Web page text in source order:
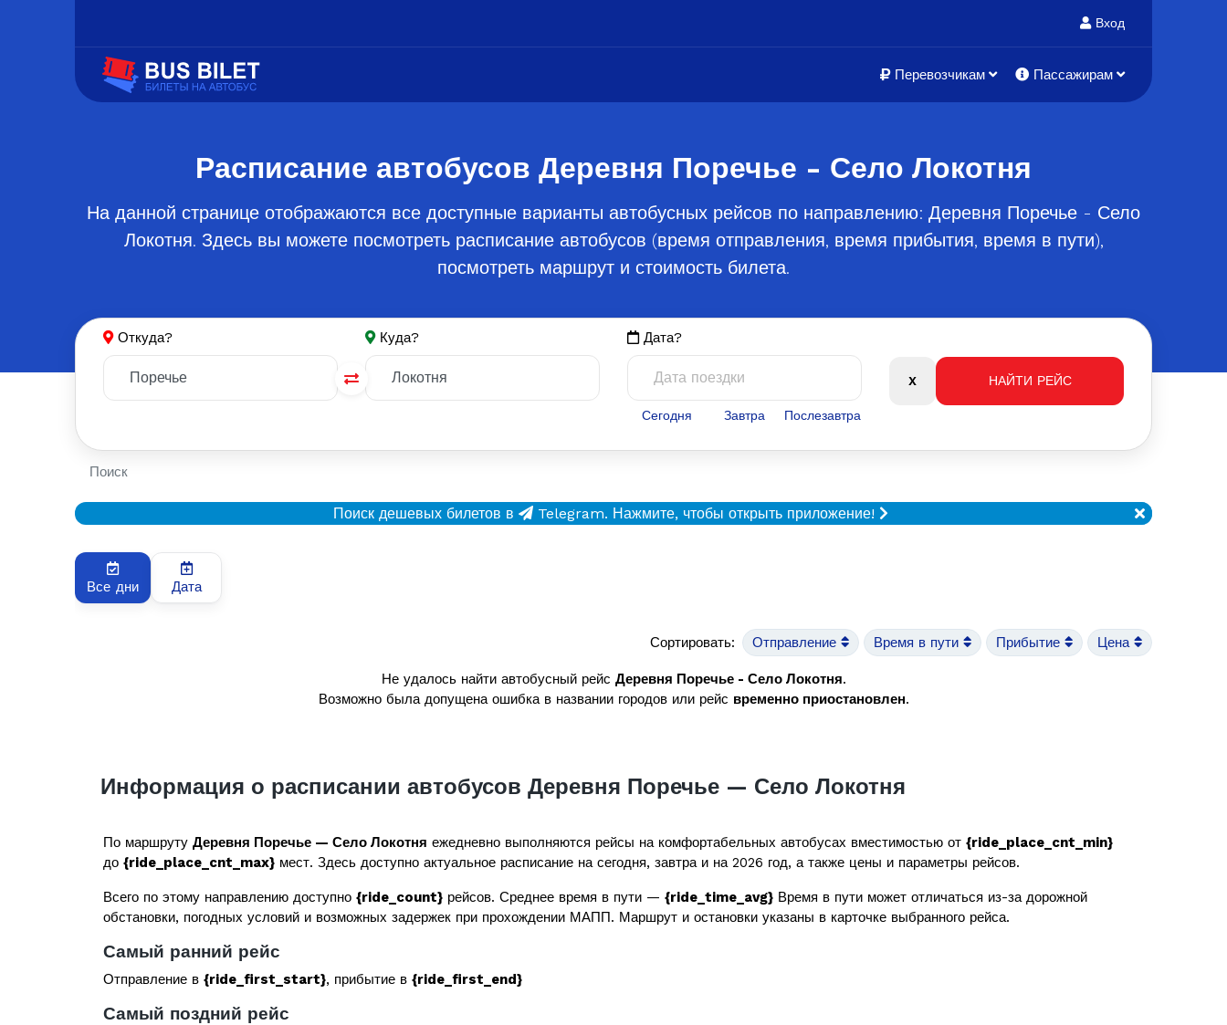
Вход
Перевозчикам Пассажирам
Расписание автобусов Деревня Поречье - Село Локотня
На данной странице отображаются все доступные варианты автобусных рейсов по направлению: Деревня Поречье - Село
Локотня. Здесь вы можете посмотреть расписание автобусов (время отправления, время прибытия, время в пути),
посмотреть маршрут и стоимость билета.
Откуда? Куда? Дата?
Сегодня Завтра Послезавтра
Поиск
Поиск дешевых билетов в Telegram. Нажмите, чтобы открыть приложение!
Все дни Дата
Сортировать: Отправление Время в пути Прибытие Цена
Не удалось найти автобусный рейс Деревня Поречье - Село Локотня.
Возможно была допущена ошибка в названии городов или рейс временно приостановлен.
Информация о расписании автобусов Деревня Поречье — Село Локотня
По маршруту Деревня Поречье — Село Локотня ежедневно выполняются рейсы на комфортабельных автобусах вместимостью от {ride_place_cnt_min}
до {ride_place_cnt_max} мест. Здесь доступно актуальное расписание на сегодня, завтра и на 2026 год, а также цены и параметры рейсов.
Всего по этому направлению доступно {ride_count} рейсов. Среднее время в пути — {ride_time_avg} Время в пути может отличаться из-за дорожной
обстановки, погодных условий и возможных задержек при прохождении МАПП. Маршрут и остановки указаны в карточке выбранного рейса.
Самый ранний рейс
Отправление в {ride_first_start}, прибытие в {ride_first_end}
Самый поздний рейс